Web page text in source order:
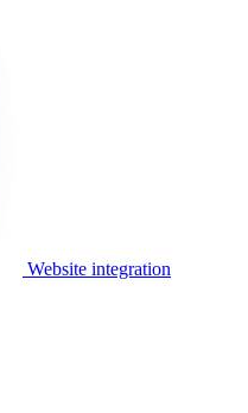
Website integration